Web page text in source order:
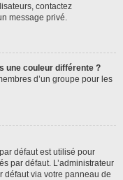
contactez
message privé.
une couleur différente ?
d’un groupe pour les
défaut est utilisé pour
par défaut. L’administrateur
défaut via votre panneau de